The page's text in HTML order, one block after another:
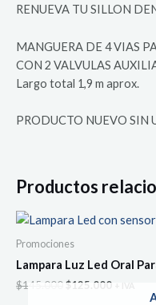
RENUEVA TU SILLON
MANGUERA DE 4 VIAS
CON 2 VALVULAS
Largo total 1,9 m aprox.
PRODUCTO NUEVO SIN
Productos
Promociones
Lampara Luz Led Oral
$145.000 El
$125.000El